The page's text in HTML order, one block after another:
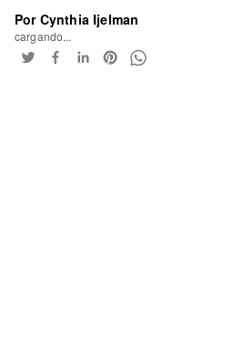
Por Cynthia Ijelman
cargando...